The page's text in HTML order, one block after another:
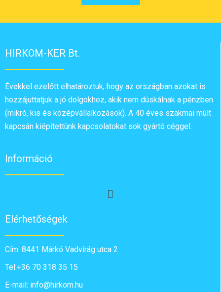
HIRKOM-KER Bt.
Évekkel ezelőtt elhatároztuk, hogy az országban azokat is
hozzájuttatjuk a jó dolgokhoz, akik nem dúskálnak a pénzben
(mikró, kis és középvállalkozások). A 40 éves szakmai múlt
kapcsán kiépítettünk kapcsolatokat sok gyártó céggel.
Információ
Elérhetőségek
Cím: 8441 Márkó Vadvirág utca 2
Tel:+36 70 318 35 15
E-mail: info@hirkom.hu